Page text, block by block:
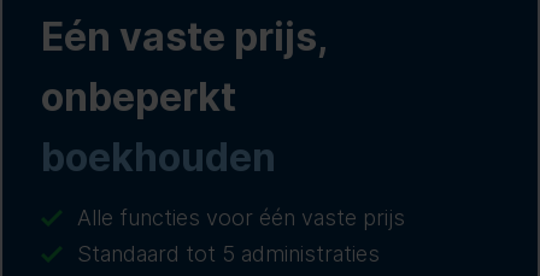
Eén vaste prijs,
onbeperkt
boekhouden
Alle functies voor één vaste prijs
Standaard tot 5 administraties